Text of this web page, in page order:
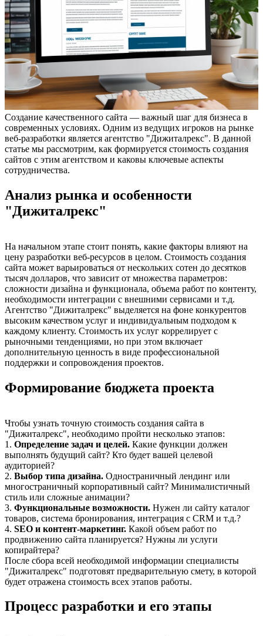
Создание качественного сайта — важный шаг для бизнеса в
современных условиях. Одним из ведущих игроков на рынке
веб-разработки является агентство "Дижиталрекс". В данной
статье мы рассмотрим, как формируется стоимость создания
сайтов с этим агентством и каковы ключевые аспекты
сотрудничества.
Анализ рынка и особенности
"Дижиталрекс"
На начальном этапе стоит понять, какие факторы влияют на
цену разработки веб-ресурсов в целом. Стоимость создания
сайта может варьироваться от нескольких сотен до десятков
тысяч долларов, что зависит от множества параметров:
сложности дизайна и функционала, объема работ по контенту,
необходимости интеграции с внешними сервисами и т.д.
Агентство "Дижиталрекс" выделяется на фоне конкурентов
высоким качеством услуг и индивидуальным подходом к
каждому клиенту. Стоимость их услуг коррелирует с
рыночными тенденциями, но при этом включает
дополнительную ценность в виде профессиональной
поддержки и сопровождения проектов.
Формирование бюджета проекта
Чтобы узнать точную стоимость создания сайта в
"Дижиталрекс", необходимо пройти несколько этапов:
1. Определение задач и целей. Какие функции должен
выполнять будущий сайт? Кто будет вашей целевой
аудиторией?
2. Выбор типа дизайна. Одностраничный лендинг или
многостраничный корпоративный сайт? Минималистичный
стиль или сложные анимации?
3. Функциональные возможности. Нужен ли сайту каталог
товаров, система бронирования, интеграция с CRM и т.д.?
4. SEO и контент-маркетинг. Какой объем работ по
продвижению сайта планируется? Нужны ли услуги
копирайтера?
После сбора всей необходимой информации специалисты
"Дижиталрекс" подготовят предварительную смету, в которой
будет отражена стоимость всех этапов работы.
Процесс разработки и его этапы